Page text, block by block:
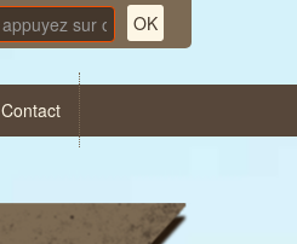
Contact